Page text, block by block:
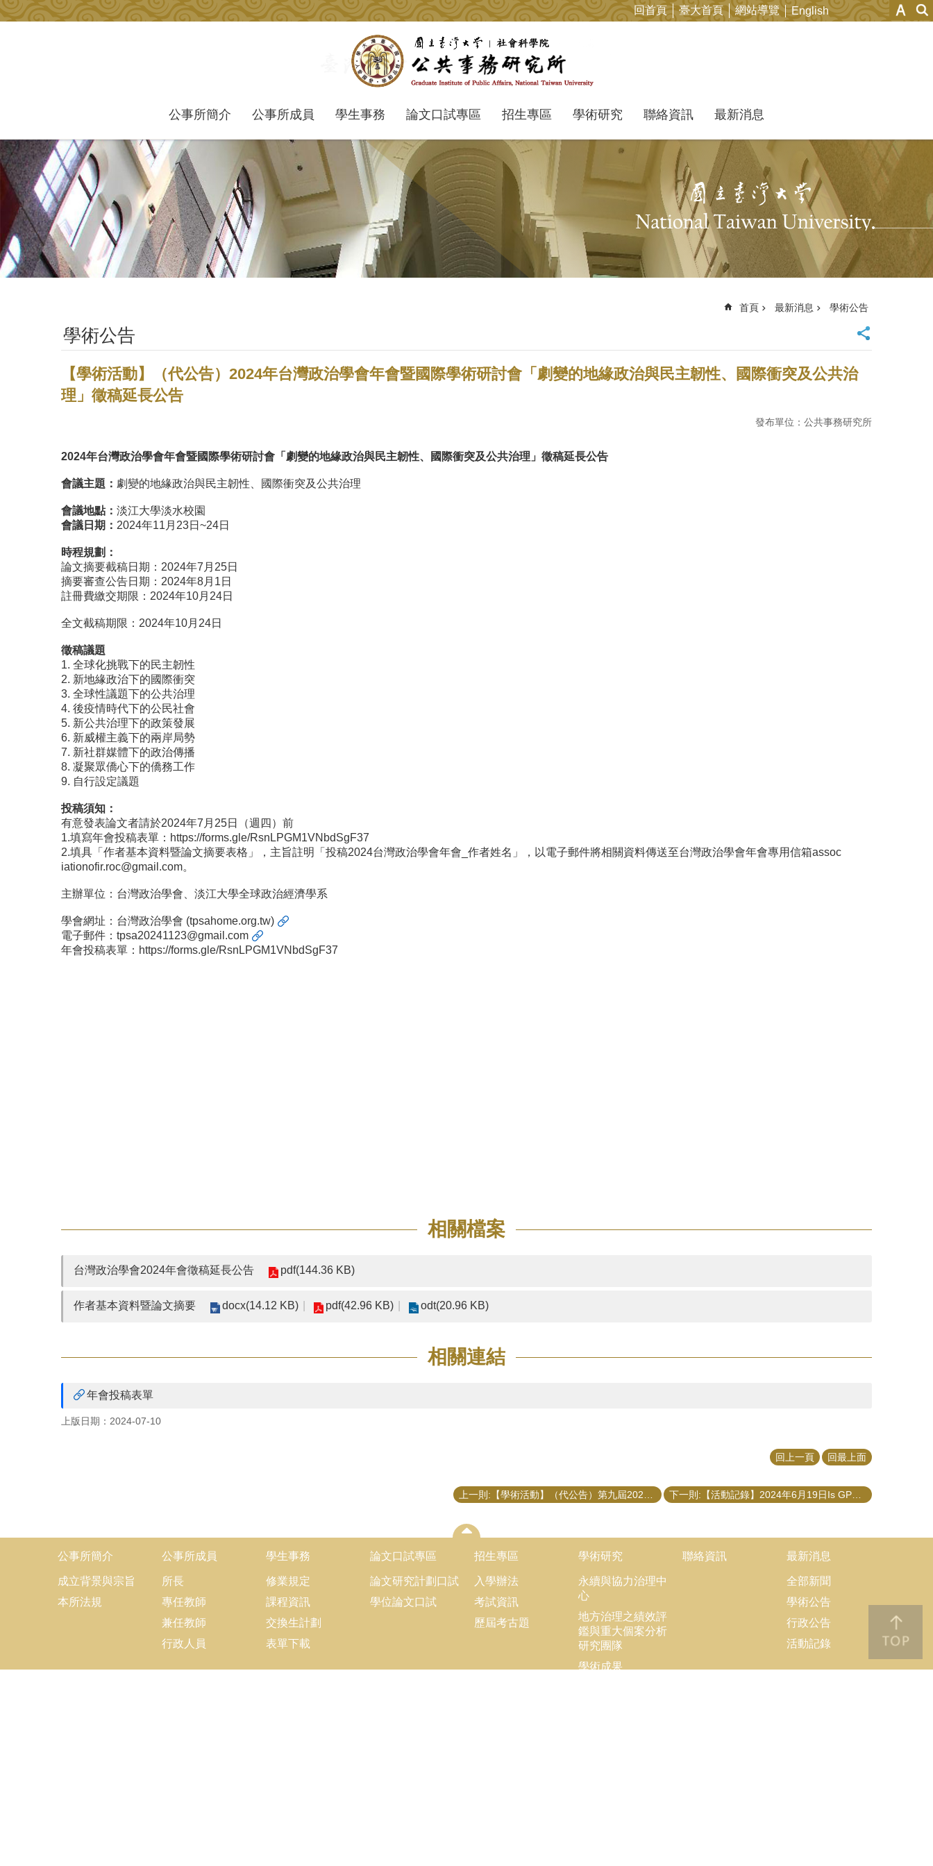
跳到主要內容區塊 回首頁 臺大首頁 網站導覽 English
公事所簡介 公事所成員 學生事務 論文口試專區 招生專區 學術研究 聯絡資訊 最新消息
首頁 最新消息 學術公告
學術公告
【學術活動】（代公告）2024年台灣政治學會年會暨國際學術研討會「劇變的地緣政治與民主韌性、國際衝突及公共治
理」徵稿延長公告
發布單位：公共事務研究所
2024年台灣政治學會年會暨國際學術研討會「 劇變的地緣政治與民主韌性、國際衝突及公共治理」徵稿延長公告
會議主題： 劇變的地緣政治與民主韌性、國際衝突及公共治理
會議地點： 淡江大學淡水校園
會議日期： 2024年11月23日~24日
時程規劃：
論文摘要截稿日期：2024年7月25日
摘要審查公告日期：2024年8月1日
註冊費繳交期限：2024年10月24日
全文截稿期限：2024年10月24日
徵稿議題
1. 全球化挑戰下的民主韌性
2. 新地緣政治下的國際衝突
3. 全球性議題下的公共治理
4. 後疫情時代下的公民社會
5. 新公共治理下的政策發展
6. 新威權主義下的兩岸局勢
7. 新社群媒體下的政治傳播
8. 凝聚眾僑心下的僑務工作
9. 自行設定議題
投稿須知：
有意發表論文者請於2024年7 月25日
（週四）前
1.填寫年會投稿表單： https://forms.gle/RsnLPGM1VNbdSgF37
2.填具「作者基本資料暨論文摘要表格」，主旨註明「投稿2024台灣政治學會年會_作者姓名」， 以電子郵件將相關資料傳送至台灣政治學會年會專用信箱assoc
iationofir.roc@gmail.com。
主辦單位：台灣政治學會、淡江大學全球政治經濟學系
學會網址： 台灣政治學會 (tpsahome.org.tw)
電子郵件： tpsa20241123@gmail.com
年會投稿表單： https://forms.gle/RsnLPGM1VNbdSgF37
相關檔案
台灣政治學會2024年會徵稿延長公告 pdf(144.36 KB)
作者基本資料暨論文摘要 docx(14.12 KB) pdf(42.96 KB) odt(20.96 KB)
相關連結
年會投稿表單
上版日期：2024-07-10
回上一頁 回最上面
公事所簡介
成立背景與宗旨
本所法規
公事所成員
所長
專任教師
兼任教師
行政人員
學生事務
修業規定
課程資訊
交換生計劃
表單下載
論文口試專區
論文研究計劃口試
學位論文口試
招生專區
入學辦法
考試資訊
歷屆考古題
學術研究
永續與協力治理中
心
地方治理之績效評
鑑與重大個案分析
研究團隊
學術成果
聯絡資訊 最新消息
全部新聞
學術公告
行政公告
活動記錄